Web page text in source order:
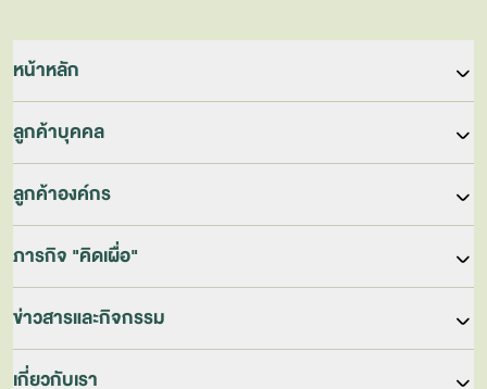
หน้าหลัก
เข้าสู่ระบบ
ลงทะเบียน
ลูกค้าบุคคล
Online Self Learning (LearnDi for THAIs)
Competency & Assessment
หลักสูตรสำหรับผู้บริหาร
Public Training
ลูกค้าองค์กร
Competency & Assessment
In-House Training
Learning Solutions
LearnDi (Digital Learning Platform)
ภารกิจ "คิดเผื่อ"
AIS Academy X BOI STEM++
PEOPLE TECH CLUB
ข่าวสารและกิจกรรม
ข่าวสารและกิจกรรม
เกี่ยวกับเรา